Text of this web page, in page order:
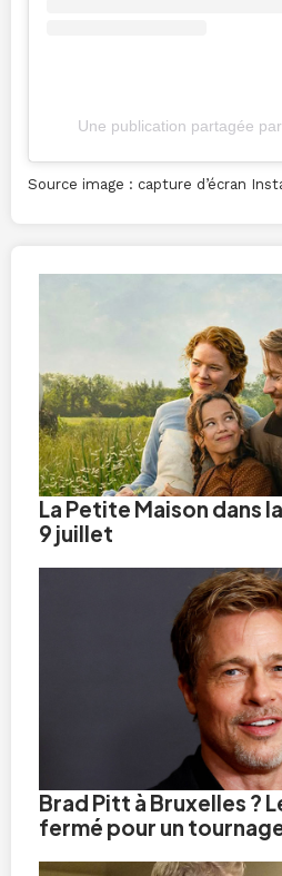
Une publication partagée
Source image : capture d’écran
La Petite Maison dans
9 juillet
Brad Pitt à Bruxelles ?
fermé pour un